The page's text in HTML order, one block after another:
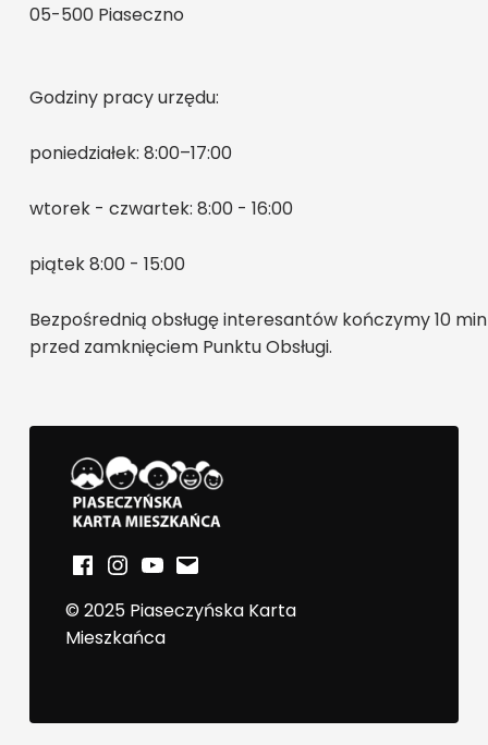
05-500 Piaseczno
Godziny pracy urzędu:
poniedziałek: 8:00–17:00
wtorek - czwartek: 8:00 - 16:00
piątek 8:00 - 15:00
Bezpośrednią obsługę interesantów kończymy 10 min
przed zamknięciem Punktu Obsługi.
PIASECZYŃSKA KARTA MIESZKAŃCA
Facebook
Instagram
YouTube
E-mail
© 2025 Piaseczyńska Karta
Mieszkańca